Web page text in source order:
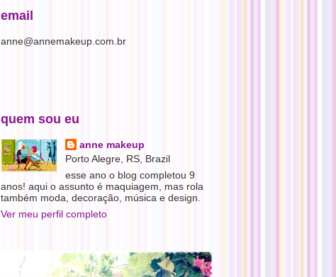
email
anne@annemakeup.com.br
quem sou eu
anne makeup
Porto Alegre, RS, Brazil
esse ano o blog completou 9
anos! aqui o assunto é maquiagem, mas rola
também moda, decoração, música e design.
Ver meu perfil completo